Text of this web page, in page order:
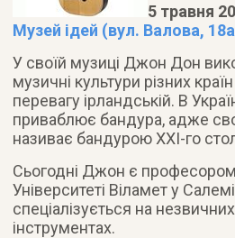
5 травня
Музей ідей (вул. Валова,
У своїй музиці Джон Дон
музичні культури різних
перевагу ірландській. В
приваблює бандура, адже
називає бандурою ХХІ-го
Сьогодні Джон є професором
Університеті Віламет у
спеціалізується на
інструментах.